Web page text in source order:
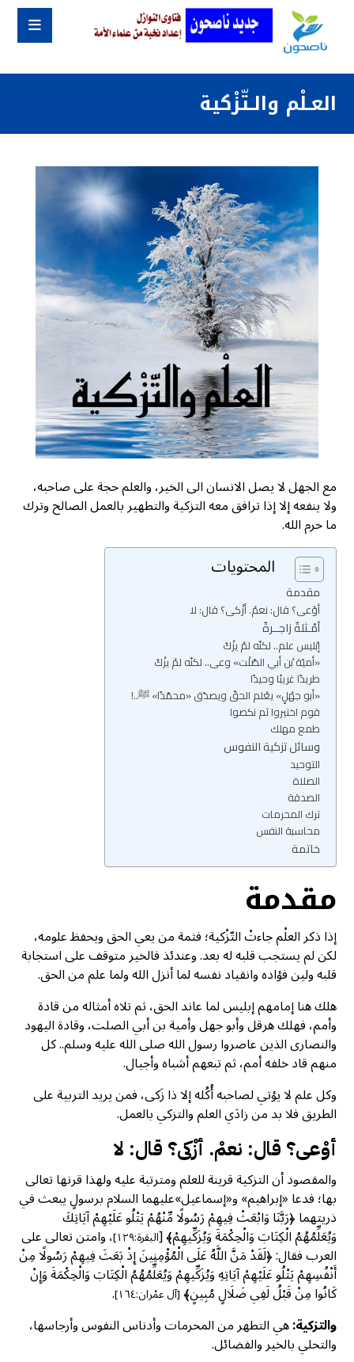
العـلْم والـتّزْكية
مع الجهل لا يصل الانسان الى الخير، والعلم حجة على صاحبه،
ولا ينفعه إلا إذا ترافق معه التزكية والتطهير بالعمل الصالح وترك
ما حرم الله.
المحتويات
مقدمة
أوْعى؟ قال: نعمْ. أزْكى؟ قال: لا
أمْـثلةٌ زاجــرةٌ
إبْليس علم.. لكنّه لمْ يزْكُ
«أميّة بْن أبي الصّلْت» وعى.. لكنّه لمْ يزْكُ
طريدًا غريبًا وحيدًا
«أبو جهْلٍ» يعْلم الحقّ ويصدّق «محمّدًا» ﷺ..!
قوم اختيروا ثم نكصوا
طمع مهلك
وسائل تزكية النفوس
التوحيد
الصلاة
الصدقة
ترك المحرمات
محاسبة النفس
خاتمة
مقدمة
إذا ذكر العلْم جاءتْ التّزْكية؛ فثمة من يعي الحق ويحفظ علومه،
لكن لم يستجب قلبه له بعد. وعندئذ فالخير متوقف على استجابة
قلبه ولين فؤاده وانقياد نفسه لما أنزل الله ولما علم من الحق.
هلك هنا إمامهم إبليس لما عاند الحق، ثم تلاه أمثاله من قادة
وأمم، فهلك هرقل وأبو جهل وأمية بن أبي الصلت، وقادة اليهود
والنصارى الذين عاصروا رسول الله صلى الله عليه وسلم.. كل
منهم قاد خلفه أمم، ثم تبعهم أشباه وأجيال.
وكل علم لا يؤتي لصاحبه أُكُله إلا ذا زَكى، فمن يريد التربية على
الطريق فلا بد من زادَي العلم والتزكي بالعمل.
أوْعى؟ قال: نعمْ. أزْكى؟ قال: لا
والمقصود أن التزكية قرينة للعلم ومترتبة عليه ولهذا قرنها تعالى
بها؛ فدعا «إبراهيم» و«إسماعيل»عليهما السلام برسولٍ يبعث في
ذريتهما ﴿رَبَّنَا وَابْعَثْ فِيهِمْ رَسُولًا مِّنْهُمْ يَتْلُو عَلَيْهِمْ آيَاتِكَ
وَيُعَلِّمُهُمُ الْكِتَابَ وَالْحِكْمَةَ وَيُزَكِّيهِمْ﴾ [البقرة:١٢٩] ، وامتن تعالى على
العرب فقال: ﴿لَقَدْ مَنَّ اللَّهُ عَلَى الْمُؤْمِنِينَ إِذْ بَعَثَ فِيهِمْ رَسُولًا مِنْ
أَنْفُسِهِمْ يَتْلُو عَلَيْهِمْ آيَاتِهِ وَيُزَكِّيهِمْ وَيُعَلِّمُهُمُ الْكِتَابَ وَالْحِكْمَةَ وَإِنْ
كَانُوا مِنْ قَبْلُ لَفِي ضَلَالٍ مُبِينٍ﴾[آل عمْران:١٦٤]
.
والتزكية:هي التطهر من المحرمات وأدناس النفوس وأرجاسها،
والتحلي بالخير والفضائل.